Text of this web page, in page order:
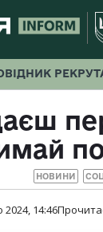
НОВИНИ
14:46